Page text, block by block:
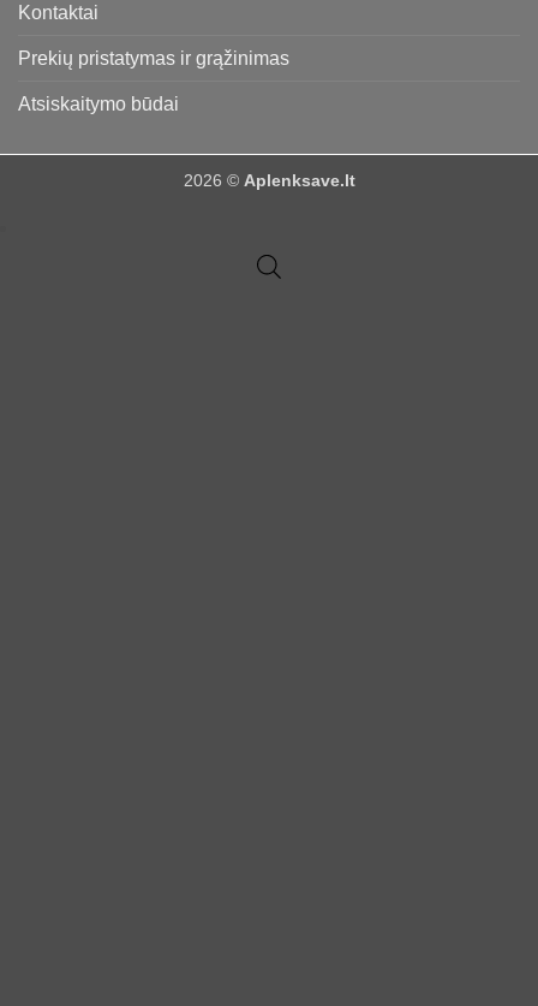
Kontaktai
Prekių pristatymas ir grąžinimas
Atsiskaitymo būdai
2026 © Aplenksave.lt